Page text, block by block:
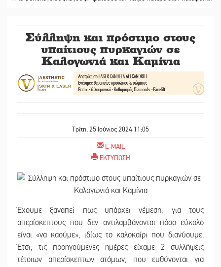
Σύλληψη και πρόστιμο στους
υπαίτιους πυρκαγιών σε
Καλογωνιά και Καμίνια
Τρίτη, 25 Ιούνιος 2024 11:05
E-MAIL
ΕΚΤΥΠΩΣΗ
Έχουμε ξαναπεί πως υπάρχει νέμεση, για τους
απερίσκεπτους που δεν αντιλαμβάνονται πόσο εύκολο
είναι «να καούμε», ιδίως το καλοκαίρι που διανύουμε.
Έτσι, τις προηγούμενες ημέρες είχαμε 2 συλλήψεις
τέτοιων απερίσκεπτων ατόμων, που ευθύνονται για